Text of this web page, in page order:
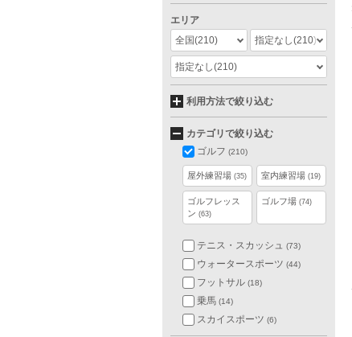
エリア
全国(210) 指定なし(210)
指定なし(210)
利用方法で絞り込む
カテゴリで絞り込む
ゴルフ (210)
屋外練習場 (35) 室内練習場 (19)
ゴルフレッス
ン (63)
ゴルフ場 (74)
テニス・スカッシュ (73)
ウォータースポーツ (44)
フットサル (18)
乗馬 (14)
スカイスポーツ (6)